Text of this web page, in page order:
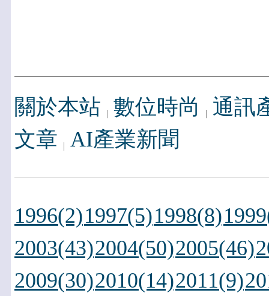
關於本站 數位時尚
通訊
文章 AI產業新聞
1996(2)1997(5)1998(8)
2003(43)2004(50)2005(46)
2009(30)2010(14)2011(9)